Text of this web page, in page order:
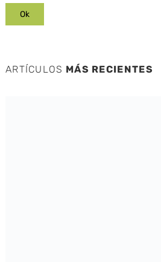
ARTÍCULOS MÁS RECIENTES